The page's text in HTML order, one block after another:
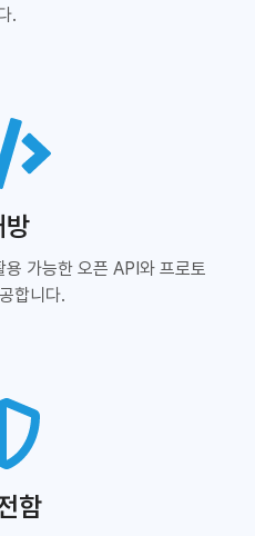
.
방
가능한 오픈 API와 프로토
합니다.
함